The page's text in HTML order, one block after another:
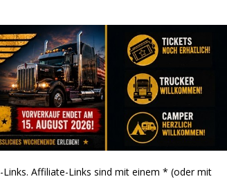
-Links. Affiliate-Links sind mit einem * (oder mit